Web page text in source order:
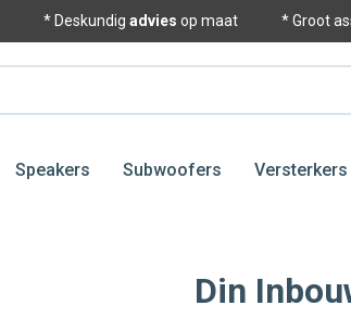
* Deskundig advies op maat * Groot
Speakers Subwoofers Versterkers
Din